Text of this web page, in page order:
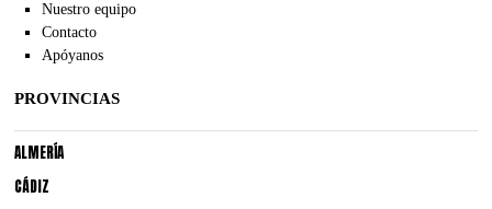
Nuestro equipo
Contacto
Apóyanos
PROVINCIAS
ALMERÍA
CÁDIZ